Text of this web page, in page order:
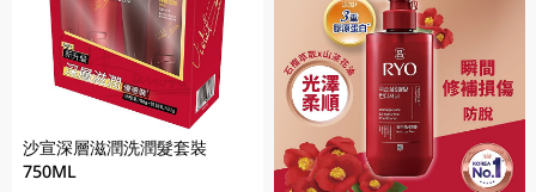
沙宣深層滋潤洗潤髮套裝
750ML